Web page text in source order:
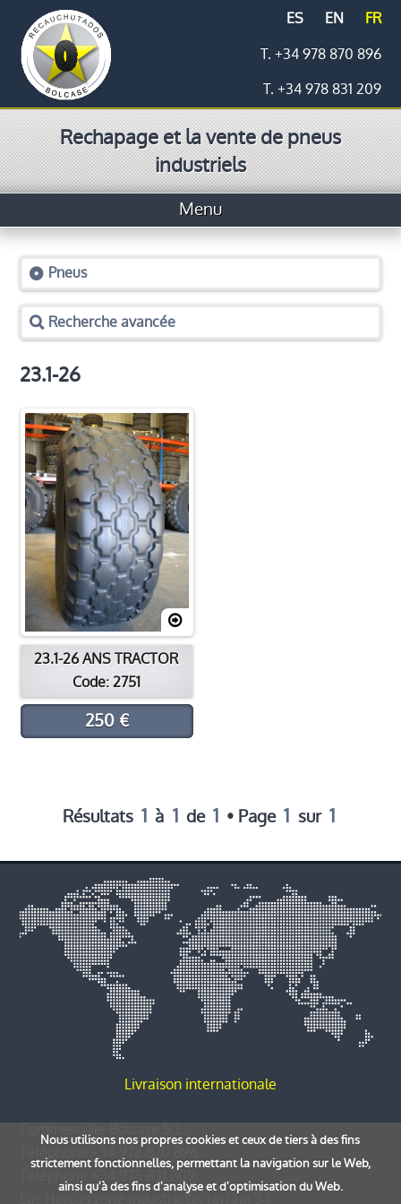
ES EN
FR
T. +34 978 870 896
T. +34 978 831 209
Rechapage et la vente de pneus
industriels
Menu
Pneus
Contacter
Emplacement
Pneus
Recherche avancée
23.1-26
23.1-26 ANS TRACTOR
Code: 2751
250 €
Résultats 1 à 1 de 1 • Page 1 sur 1
Livraison internationale
Commerciale Bolcase S.L.
+34 978 870 896
Téléphone
+34 978 831 209
Las Horcas zone industrielle, terrain 34
Nous utilisons nos propres cookies et ceux de tiers à des fins
strictement fonctionnelles, permettant la navigation sur le Web,
ainsi qu'à des fins d'analyse et d'optimisation du Web.